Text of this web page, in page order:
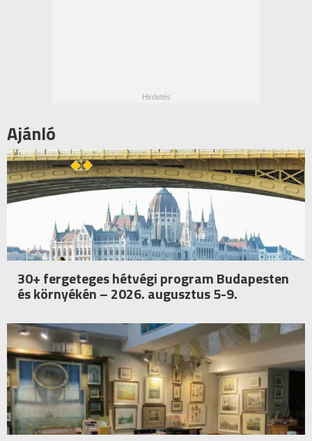
Ajánló
30+ fergeteges hétvégi program Budapesten
és környékén – 2026. augusztus 5-9.